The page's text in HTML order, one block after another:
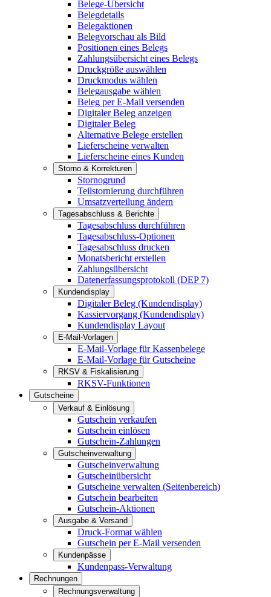
Belege-Übersicht
Belegdetails
Belegaktionen
Belegvorschau als Bild
Positionen eines Belegs
Zahlungsübersicht eines Belegs
Druckgröße auswählen
Druckmodus wählen
Belegausgabe wählen
Beleg per E-Mail versenden
Digitaler Beleg anzeigen
Digitaler Beleg
Alternative Belege erstellen
Lieferscheine verwalten
Lieferscheine eines Kunden
Storno & Korrekturen
Stornogrund
Teilstornierung durchführen
Umsatzverteilung ändern
Tagesabschluss & Berichte
Tagesabschluss durchführen
Tagesabschluss-Optionen
Tagesabschluss drucken
Monatsbericht erstellen
Zahlungsübersicht
Datenerfassungsprotokoll (DEP 7)
Kundendisplay
Digitaler Beleg (Kundendisplay)
Kassiervorgang (Kundendisplay)
Kundendisplay Layout
E-Mail-Vorlagen
E-Mail-Vorlage für Kassenbelege
E-Mail-Vorlage für Gutscheine
RKSV & Fiskalisierung
RKSV-Funktionen
Gutscheine
Verkauf & Einlösung
Gutschein verkaufen
Gutschein einlösen
Gutschein-Zahlungen
Gutscheinverwaltung
Gutscheinverwaltung
Gutscheinübersicht
Gutscheine verwalten (Seitenbereich)
Gutschein bearbeiten
Gutschein-Aktionen
Ausgabe & Versand
Druck-Format wählen
Gutschein per E-Mail versenden
Kundenpässe
Kundenpass-Verwaltung
Rechnungen
Rechnungsverwaltung